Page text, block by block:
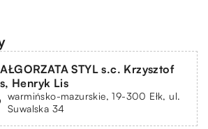
STYL s.c. Krzysztof
Henryk Lis
warmińsko-mazurskie, 19-300 Ełk, ul.
Suwalska 34